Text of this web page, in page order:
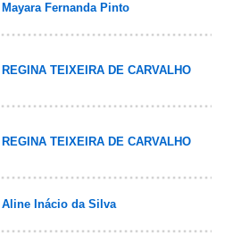
Mayara Fernanda Pinto
REGINA TEIXEIRA DE CARVALHO
REGINA TEIXEIRA DE CARVALHO
Aline Inácio da Silva